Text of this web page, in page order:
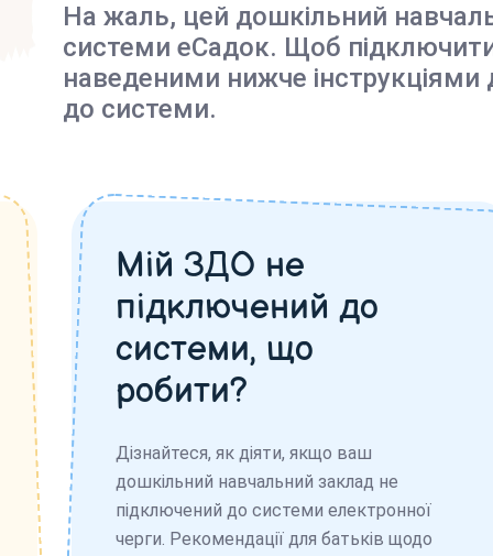
На жаль, цей дошкільний
системи еСадок. Щоб
наведеними нижче
до системи.
Мій ЗДО не
підключений до
системи, що
робити?
Дізнайтеся, як діяти, якщо ваш
дошкільний навчальний заклад не
підключений до системи електронної
черги. Рекомендації для батьків щодо